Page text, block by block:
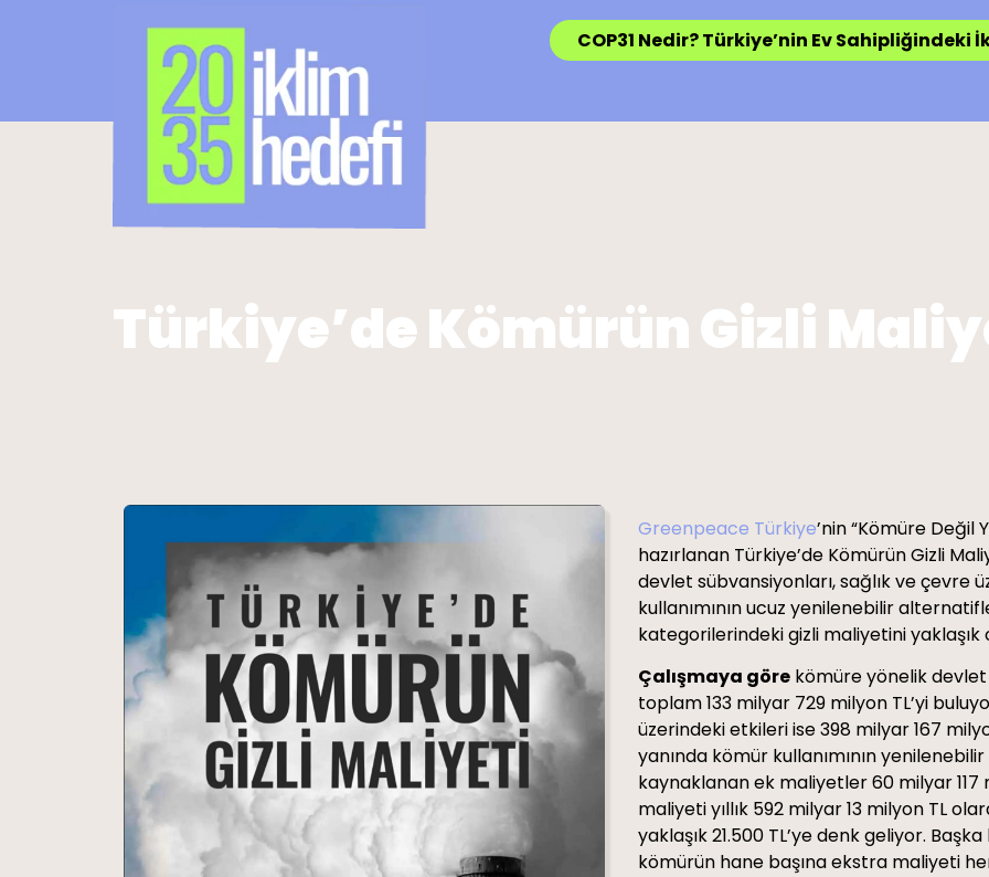
COP31 Nedir? Türkiye’nin Ev Sahipliğindeki
Türkiye’de Kömürün Gizli
Greenpeace Türkiye’nin “Kömüre Değil
hazırlanan Türkiye’de Kömürün Gizli
devlet sübvansiyonları, sağlık ve çevre
kullanımının ucuz yenilenebilir
kategorilerindeki gizli maliyetini
Çalışmaya göre kömüre yönelik
toplam 133 milyar 729 milyon TL’yi
üzerindeki etkileri ise 398 milyar 167
yanında kömür kullanımının
kaynaklanan ek maliyetler 60 milyar 117
maliyeti yıllık 592 milyar 13 milyon TL
yaklaşık 21.500 TL’ye denk geliyor.
kömürün hane başına ekstra maliyeti